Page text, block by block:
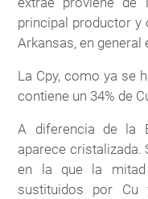
principal productor y
Arkansas, en
La Cpy, como ya se
contiene un 34% de
A diferencia de la
aparece cristalizada.
en la que la
sustituidos por